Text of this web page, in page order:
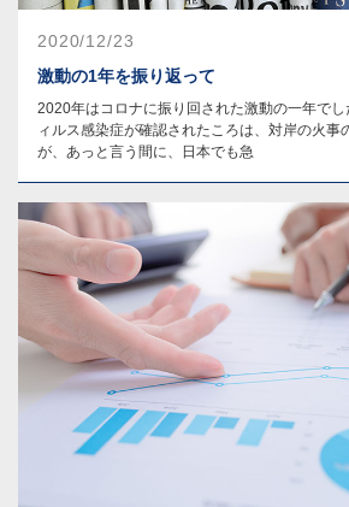
2020/12/23
激動の1年を振り返って
2020年はコロナに振り回された激動の一年で
ィルス感染症が確認されたころは、対岸の火事
が、あっと言う間に、日本でも急